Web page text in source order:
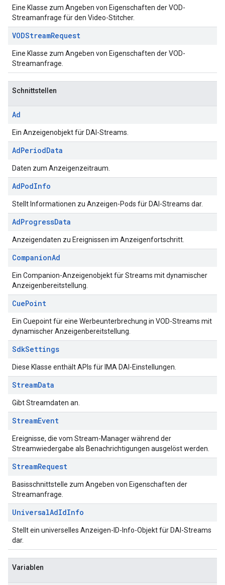
Eine Klasse zum Angeben von Eigenschaften der VOD-
Streamanfrage für den Video-Stitcher.
VODStreamRequest
Eine Klasse zum Angeben von Eigenschaften der VOD-
Streamanfrage.
Schnittstellen
Ad
Ein Anzeigenobjekt für DAI-Streams.
AdPeriodData
Daten zum Anzeigenzeitraum.
AdPodInfo
Stellt Informationen zu Anzeigen-Pods für DAI-Streams dar.
AdProgressData
Anzeigendaten zu Ereignissen im Anzeigenfortschritt.
CompanionAd
Ein Companion-Anzeigenobjekt für Streams mit dynamischer
Anzeigenbereitstellung.
CuePoint
Ein Cuepoint für eine Werbeunterbrechung in VOD-Streams mit
dynamischer Anzeigenbereitstellung.
SdkSettings
Diese Klasse enthält APIs für IMA DAI-Einstellungen.
StreamData
Gibt Streamdaten an.
StreamEvent
Ereignisse, die vom Stream-Manager während der
Streamwiedergabe als Benachrichtigungen ausgelöst werden.
StreamRequest
Basisschnittstelle zum Angeben von Eigenschaften der
Streamanfrage.
UniversalAdIdInfo
Stellt ein universelles Anzeigen-ID-Info-Objekt für DAI-Streams
dar.
Variablen